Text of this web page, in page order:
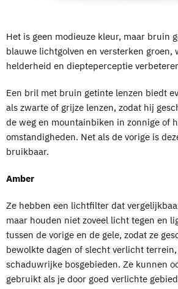
Het is geen modieuze kleur, maar bruin
blauwe lichtgolven en versterken groen,
helderheid en diepteperceptie
Een bril met bruin getinte lenzen biedt
als zwarte of grijze lenzen, zodat hij
de weg en mountainbiken in zonnige of
omstandigheden. Net als de vorige is
bruikbaar.
Amber
Ze hebben een lichtfilter dat
maar houden niet zoveel licht tegen en
tussen de vorige en de gele, zodat ze
bewolkte dagen of slecht verlicht
schaduwrijke bosgebieden. Ze kunnen
gebruikt als je door goed verlichte